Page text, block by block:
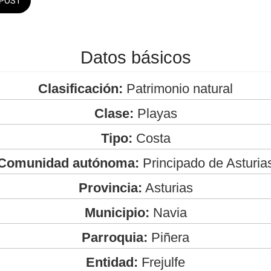
Datos básicos
Clasificación: Patrimonio natural
Clase: Playas
Tipo: Costa
autónoma: Principado de
Provincia: Asturias
Municipio: Navia
Parroquia: Piñera
Entidad: Frejulfe